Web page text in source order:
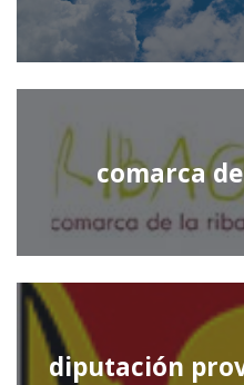
comarca
diputación